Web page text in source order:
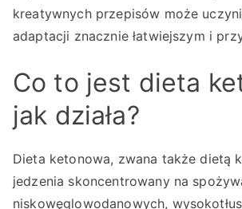
kreatywnych przepisów może
adaptacji znacznie łatwiejszym i
Co to jest dieta
jak działa?
Dieta ketonowa, zwana także dietą
jedzenia skoncentrowany na
niskowęglowodanowych,